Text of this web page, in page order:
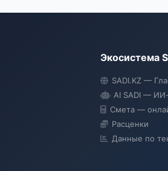
Экосистема
SADI.KZ —
AI SADI —
Смета —
Расценки
Данные по